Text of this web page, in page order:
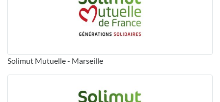
Solimut Mutuelle - Marseille